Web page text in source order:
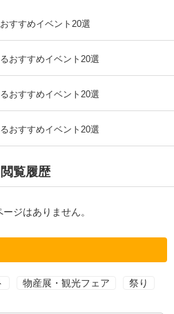
すすめイベント20選
おすすめイベント20選
おすすめイベント20選
おすすめイベント20選
閲覧履歴
ジはありません。
物産展・観光フェア 祭り